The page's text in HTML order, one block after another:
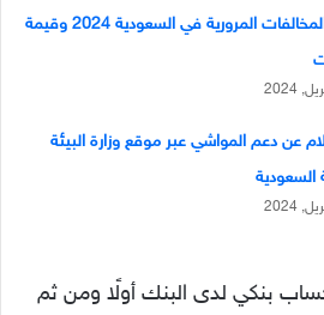
جدول المخالفات المرورية في السعودية 2024 وقيمة
عن دعم المواشي عبر موقع وزارة البيئة
السعودية
بنكي لدى البنك أولًا ومن ثم